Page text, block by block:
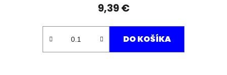
9,39 €
DO KOŠÍKA